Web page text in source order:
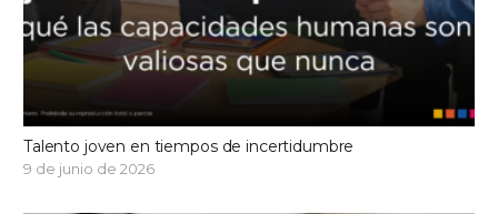
Talento joven en tiempos de incertidumbre
9 de junio de 2026